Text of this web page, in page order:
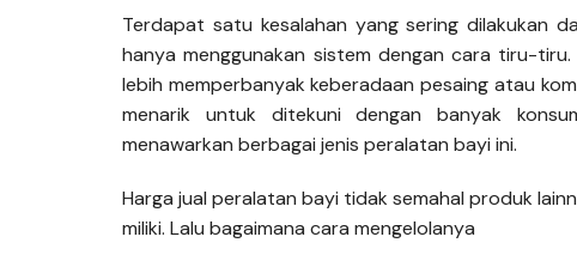
Terdapat satu kesalahan yang sering dilakukan
hanya menggunakan sistem dengan cara tiru-
lebih memperbanyak keberadaan pesaing atau
menarik untuk ditekuni dengan banyak
menawarkan berbagai jenis peralatan bayi ini.
Harga jual peralatan bayi tidak semahal produk
miliki. Lalu bagaimana cara mengelolanya